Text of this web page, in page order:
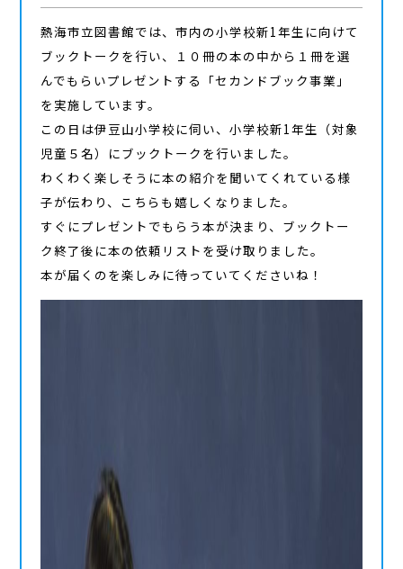
熱海市立図書館では、市内の小学校新1年生に向けて
ブックトークを行い、１０冊の本の中から１冊を選
んでもらいプレゼントする「セカンドブック事業」
を実施しています。
この日は伊豆山小学校に伺い、小学校新1年生（対象
児童５名）にブックトークを行いました。
わくわく楽しそうに本の紹介を聞いてくれている様
子が伝わり、こちらも嬉しくなりました。
すぐにプレゼントでもらう本が決まり、ブックトー
ク終了後に本の依頼リストを受け取りました。
本が届くのを楽しみに待っていてくださいね！